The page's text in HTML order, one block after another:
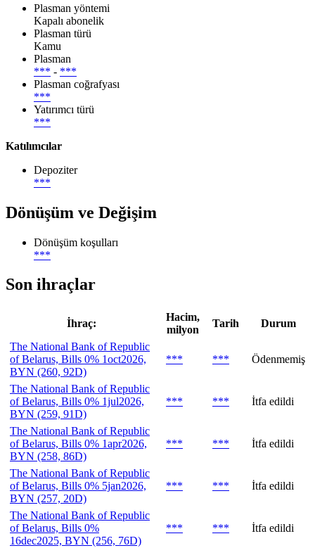
Plasman yöntemi
Kapalı abonelik
Plasman türü
Kamu
Plasman
*** - ***
Plasman coğrafyası
***
Yatırımcı türü
***
Katılımcılar
Depoziter
***
Dönüşüm ve Değişim
Dönüşüm koşulları
***
Son ihraçlar
İhraç:
Hacim,
milyon
Tarih
Durum
The National Bank of Republic
of Belarus, Bills 0% 1oct2026,
BYN (260, 92D)
*** *** Ödenmemiş
The National Bank of Republic
of Belarus, Bills 0% 1jul2026,
BYN (259, 91D)
*** *** İtfa edildi
The National Bank of Republic
of Belarus, Bills 0% 1apr2026,
BYN (258, 86D)
*** *** İtfa edildi
The National Bank of Republic
of Belarus, Bills 0% 5jan2026,
BYN (257, 20D)
*** *** İtfa edildi
The National Bank of Republic
of Belarus, Bills 0%
16dec2025, BYN (256, 76D)
*** *** İtfa edildi